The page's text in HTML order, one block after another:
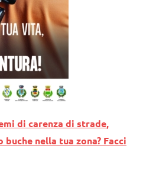
di carenza di strade,
nella tua zona? Facci